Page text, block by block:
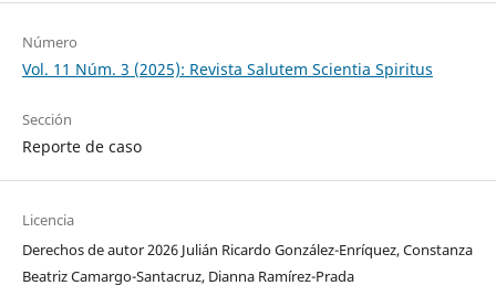
Número
Vol. 11 Núm. 3 (2025): Revista Salutem Scientia Spiritus
Sección
Reporte de caso
Licencia
Derechos de autor 2026 Julián Ricardo González-Enríquez, Constanza
Beatriz Camargo-Santacruz, Dianna Ramírez-Prada